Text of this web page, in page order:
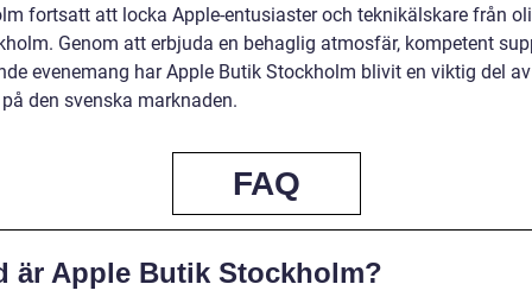
fortsatt att locka Apple-entusiaster och teknikälskare från
Genom att erbjuda en behaglig atmosfär, kompetent
evenemang har Apple Butik Stockholm blivit en viktig del
den svenska marknaden.
FAQ
är Apple Butik Stockholm?